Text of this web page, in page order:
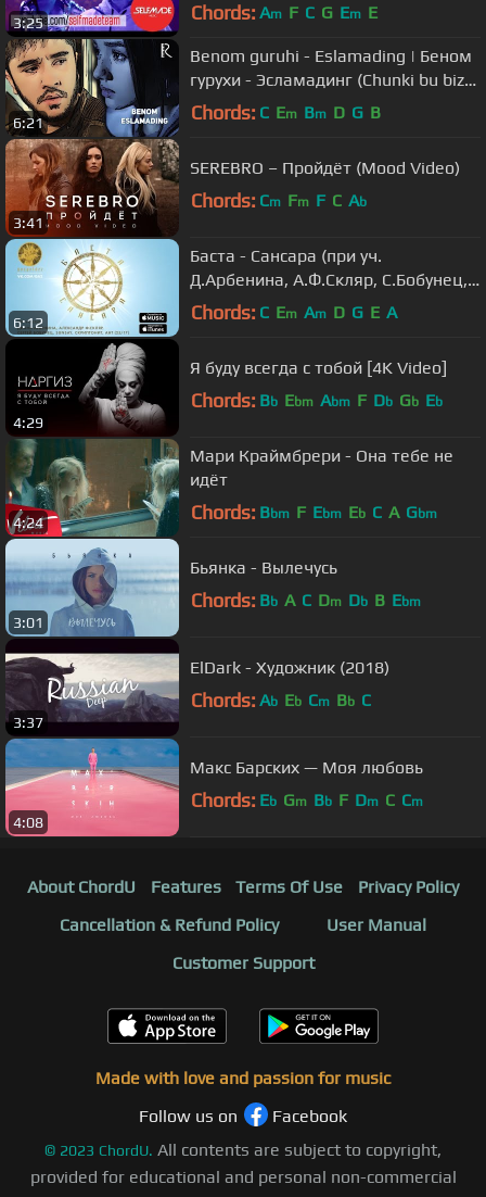
3:25 Chords: Am F C G Em E
6:21
Benom guruhi - Eslamading | Беном
гурухи - Эсламадинг (Chunki bu biz
1-QISM) #UydaQoling
Chords: C Em Bm D G B
3:41
SEREBRO – Пройдёт (Mood Video)
Chords: Cm Fm F C Ab
6:12
Баста - Сансара (при уч.
Д.Арбенина, A.Ф.Скляр, С.Бобунец,
SunSay, Ант (25/17) и Скриптонит)
Chords: C Em Am D G E A
4:29
Я буду всегда с тобой [4K Video]
Chords: Bb Ebm Abm F Db Gb Eb
4:24
Мари Краймбрери - Она тебе не
идёт
Chords: Bbm F Ebm Eb C A Gbm
3:01
Бьянка - Вылечусь
Chords: Bb A C Dm Db B Ebm
3:37
ElDark - Художник (2018)
Chords: Ab Eb Cm Bb C
4:08
Макс Барских — Моя любовь
Chords: Eb Gm Bb F Dm C Cm
About ChordU Features Terms Of Use
Privacy Policy
Cancellation & Refund Policy
User Manual
Customer Support
Made with love and passion for music
Follow us on
Facebook
© 2023 ChordU. All contents are subject to copyright,
provided for educational and personal non-commercial